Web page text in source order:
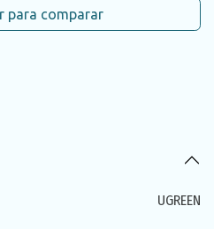
para comparar
UGREEN